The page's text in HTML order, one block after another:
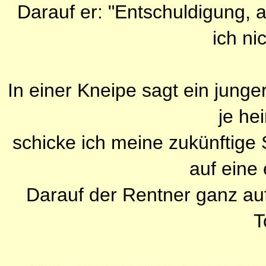
Darauf er: "Entschuldigung,
ich
In einer Kneipe sagt ein
je
schicke ich meine
auf eine
Darauf der Rentner ganz